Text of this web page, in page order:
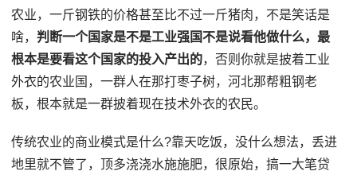
农业，一斤钢铁的价格甚至比不过一斤猪肉，不是笑话是
啥，判断一个国家是不是工业强国不是说看他做什么，最
根本是要看这个国家的投入产出的，否则你就是披着工业
外衣的农业国，一群人在那打枣子树，河北那帮粗钢老
板，根本就是一群披着现在技术外衣的农民。
传统农业的商业模式是什么?靠天吃饭，没什么想法，丢进
地里就不管了，顶多浇浇水施施肥，很原始，搞一大笔贷